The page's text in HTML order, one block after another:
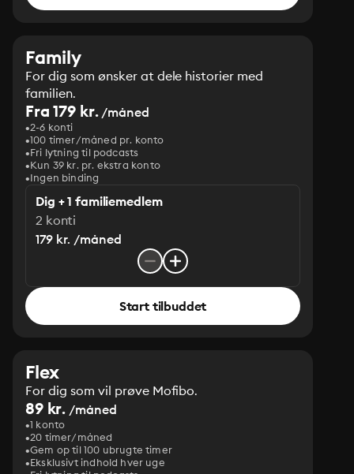
Family
For dig som ønsker at dele historier med
familien.
Fra 179 kr./måned
2-6 konti
100 timer/måned pr. konto
Fri lytning til podcasts
Kun 39 kr. pr. ekstra konto
Ingen binding
Dig + 1 familiemedlem
2 konti
179 kr. /måned
Start tilbuddet
Flex
For dig som vil prøve Mofibo.
89 kr. /måned
1 konto
20 timer/måned
Gem op til 100 ubrugte timer
Eksklusivt indhold hver uge